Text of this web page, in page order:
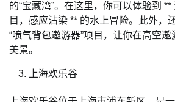
的“宝藏湾”。在这里，你可以体验到
目，感应沾染 ** 的水上冒险。此外，
“喷气背包遨游器”项目，让你在高空
美景。
上海欢乐谷